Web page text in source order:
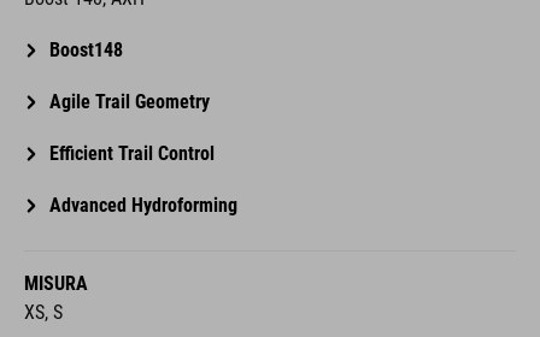
Boost148
Agile Trail Geometry
Efficient Trail Control
Advanced Hydroforming
MISURA
XS, S